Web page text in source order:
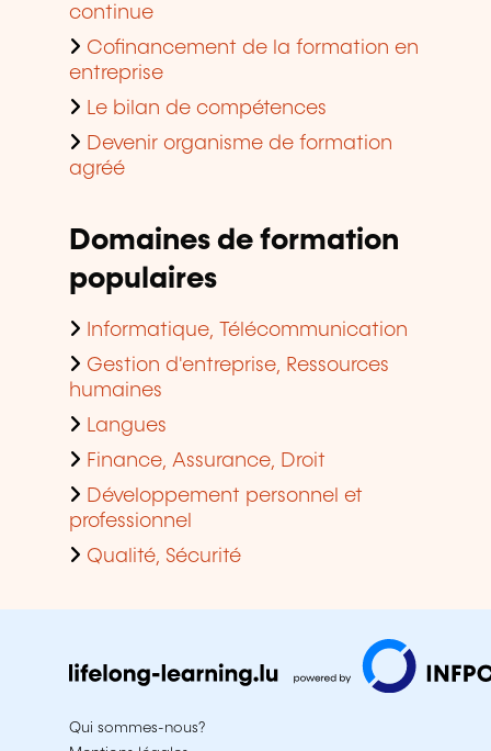
continue
Cofinancement de la formation en
entreprise
Le bilan de compétences
Devenir organisme de formation
agréé
Domaines de formation
populaires
Informatique, Télécommunication
Gestion d'entreprise, Ressources
humaines
Langues
Finance, Assurance, Droit
Développement personnel et
professionnel
Qualité, Sécurité
Qui sommes-nous?